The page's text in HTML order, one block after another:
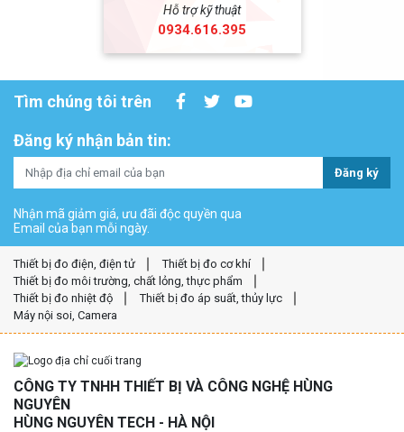
Hỗ trợ kỹ thuật
0934.616.395
Tìm chúng tôi trên
Đăng ký nhận bản tin:
Đăng ký
Nhận mã giảm giá, ưu đãi độc quyền qua
Email của bạn mỗi ngày.
Thiết bị đo điện, điện tử
Thiết bị đo cơ khí
Thiết bị đo môi trường, chất lỏng, thực phẩm
Thiết bị đo nhiệt độ
Thiết bị đo áp suất, thủy lực
Máy nội soi, Camera
CÔNG TY TNHH THIẾT BỊ VÀ CÔNG NGHỆ HÙNG
NGUYÊN
HÙNG NGUYÊN TECH - HÀ NỘI